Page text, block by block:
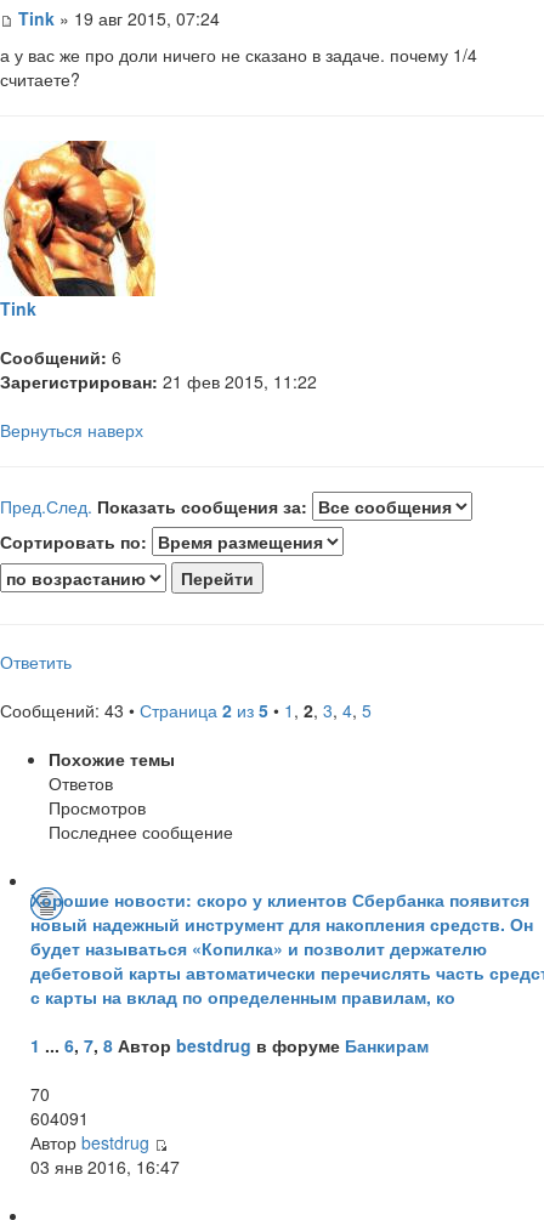
Tink » 19 авг 2015, 07:24
а у вас же про доли ничего не сказано в задаче. почему 1/4
считаете?
Tink
Сообщений: 6
Зарегистрирован: 21 фев 2015, 11:22
Вернуться наверх
Пред.След. Показать сообщения за:
Сортировать по:
Ответить
Сообщений: 43 • Страница 2 из 5 • 1 , 2, 3, 4, 5
Похожие темы
Ответов
Просмотров
Последнее сообщение
Хорошие новости: скоро у клиентов Сбербанка появится
новый надежный инструмент для накопления средств. Он
будет называться «Копилка» и позволит держателю
дебетовой карты автоматически перечислять часть
с карты на вклад по определенным правилам, ко
1 ... 6, 7, 8 Автор bestdrug в форуме Банкирам
70
604091
Автор bestdrug
03 янв 2016, 16:47